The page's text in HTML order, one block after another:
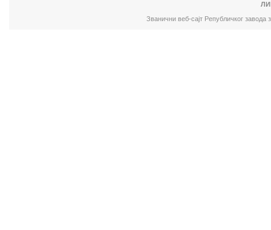
Званични веб-сајт Републичког